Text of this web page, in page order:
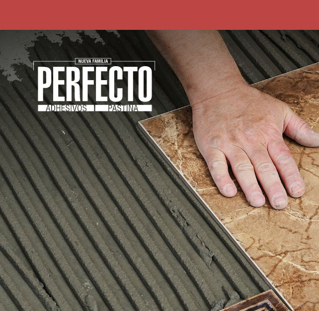
Perfecto HCCA » Nuevo!
»Perfecto Impermeable
»Perfecto Porcellanato
»Perfecto Flexible
»
¿Qué tenés que colocar?
» Calculá cuanto comprar
Multipropósito
»Calculá cuanto comprar
»
Contactanos
»Seguinos
»Cementos Artigas